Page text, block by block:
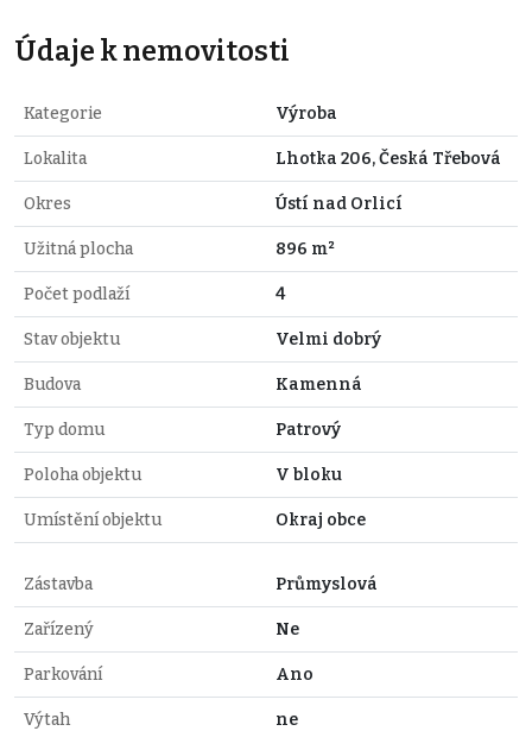
Údaje k nemovitosti
Kategorie Výroba
Lokalita Lhotka 206, Česká Třebová
Okres Ústí nad Orlicí
Užitná plocha 896 m²
Počet podlaží 4
Stav objektu Velmi dobrý
Budova Kamenná
Typ domu Patrový
Poloha objektu V bloku
Umístění objektu Okraj obce
Zástavba Průmyslová
Zařízený Ne
Parkování Ano
Výtah ne